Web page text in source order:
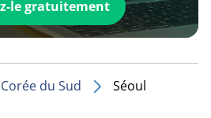
le gratuitement
Corée du Sud Séoul